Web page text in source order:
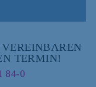
VEREINBAREN
TERMIN!
84-0